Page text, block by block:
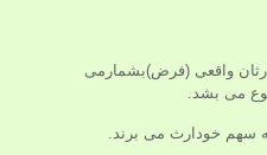
واقعی (فرض)بشمارمی
سهم خودارث می برند.